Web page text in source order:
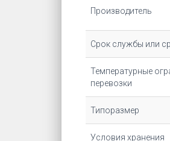
Производитель
Срок службы или
Температурные
перевозки
Типоразмер
Условия хранения